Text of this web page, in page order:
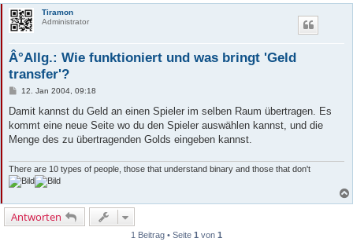
Tiramon
Administrator
Â°Allg.: Wie funktioniert und was bringt 'Geld
transfer'?
B
i
r
a
12. Jan 2004, 09:18
Damit kannst du Geld an einen Spieler im selben Raum übertragen. Es
kommt eine neue Seite wo du den Spieler auswählen kannst, und die
Menge des zu übertragenden Golds eingeben kannst.
There are 10 types of people, those that understand binary and those that don't
Antworten
1 Beitrag • Seite 1 von 1